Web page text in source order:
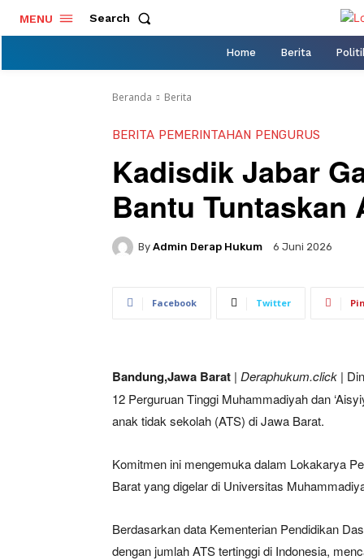
MENU Search
Home Berita
Beranda Berita
BERITA PEMERINTAHAN PENGURUS
Kadisdik Jabar
Bantu Tuntaskan
By Admin Derap Hukum 6 Juni 2026
Facebook Twitter
Bandung,Jawa Barat | Deraphukum.click |
12 Perguruan Tinggi Muhammadiyah dan
anak tidak sekolah (ATS) di Jawa Barat.
Komitmen ini mengemuka dalam Lokakarya
Barat yang digelar di Universitas
Berdasarkan data Kementerian Pendidikan
dengan jumlah ATS tertinggi di Indonesia,